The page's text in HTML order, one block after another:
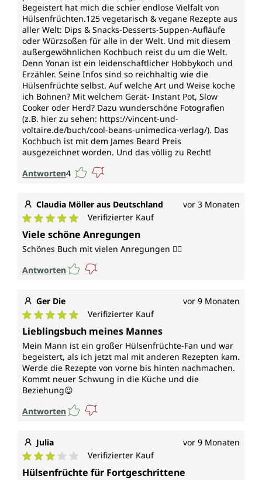
Begeistert hat mich die schier endlose Vielfalt von
Hülsenfrüchten.125 vegetarisch & vegane Rezepte aus
aller Welt: Dips & Snacks-Desserts-Suppen-Aufläufe
oder Würzsoßen für alle in der Welt. Und mit diesem
außergewöhnlichen Kochbuch reist du um die Welt.
Denn Yonan ist ein leidenschaftlicher Hobbykoch und
Erzähler. Seine Infos sind so reichhaltig wie die
Hülsenfrüchte selbst. Auf welche Art und Weise koche
ich Bohnen? Mit welchem Gerät- Instant Pot, Slow
Cooker oder Herd? Dazu wunderschöne Fotografien
(z.B. hier zu sehen: https://vincent-und-
voltaire.de/buch/cool-beans-unimedica-verlag/). Das
Kochbuch ist mit dem James Beard Preis
ausgezeichnet worden. Und das völlig zu Recht!
Antworten4
Claudia Möller aus Deutschland vor 3 Monaten
Durchschnittliche Bewertung von 5 von 5 Sternen
Verifizierter Kauf
Viele schöne Anregungen
Schönes Buch mit vielen Anregungen 👍🏼
Antworten
Ger Die vor 9 Monaten
Durchschnittliche Bewertung von 5 von 5 Sternen
Verifizierter Kauf
Lieblingsbuch meines Mannes
Mein Mann ist ein großer Hülsenfrüchte-Fan und war
begeistert, als ich jetzt mal mit anderen Rezepten kam.
Werde die Rezepte von vorne bis hinten nachmachen.
Kommt neuer Schwung in die Küche und die
Beziehung😉
Antworten
Julia vor 9 Monaten
Durchschnittliche Bewertung von 3 von 5 Sternen
Verifizierter Kauf
Hülsenfrüchte für Fortgeschrittene